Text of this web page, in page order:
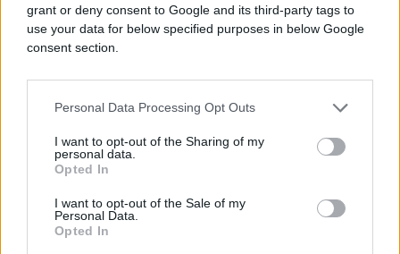
grant or deny consent to Google and its third-party tags to
use your data for below specified purposes in below Google
consent section.
Personal Data Processing Opt Outs
I want to opt-out of the Sharing of my
personal data.
Opted In
I want to opt-out of the Sale of my
Personal Data.
Opted In
matursko veče i svoju zamisao sam zajedno s
krojačicom uspješno pretvorila u stvarnost. Kada je
riječ o suknji, inspirisala sam se različitim
modelima koje sam viđala na društvenim mrežama i
godina privukla jedna moja sugrađanka, ali sam
željela da kombinaciju prilagodim svom ukusu i da
ponesem nešto što će biti potpuno u mom stilu“,
rekla je Srna.
Dodala je da je kombinaciju upotpunila papučama
iz lokalnog butika, zlatnim nakitom te prirodnom